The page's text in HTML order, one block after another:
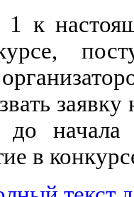
к
до
в